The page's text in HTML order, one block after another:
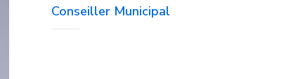
Conseiller Municipal